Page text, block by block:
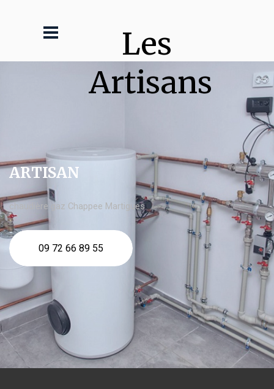
Les
Artisans
ARTISAN
chaudière gaz Chappee Martigues
09 72 66 89 55